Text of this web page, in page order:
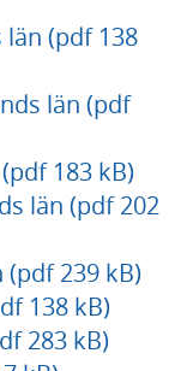
(pdf 138
län (pdf
183 kB)
län (pdf 202
(pdf 239 kB)
138 kB)
283 kB)